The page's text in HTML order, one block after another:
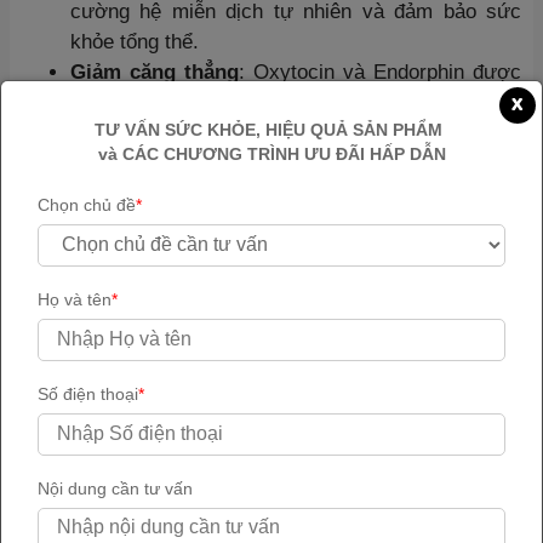
cường hệ miễn dịch tự nhiên và đảm bảo sức
khỏe tổng thể.
Giảm căng thẳng: Oxytocin và Endorphin được
sản sinh trong khi quan hệ tình dục và “lên đỉnh”
là các loại hormon giúp nam giới giảm căng thẳng
và mệt mỏi vô cùng hiệu quả.
Thời gian nam giới cảm nhận được sự “lên đỉnh” là
x
TƯ VẤN SỨC KHỎE, HIỆU QUẢ SẢN PHẨM
và CÁC CHƯƠNG TRÌNH ƯU ĐÃI HẤP DẪN
Chọn chủ đề*
Họ và tên*
Số điện thoại*
Nội dung cần tư vấn